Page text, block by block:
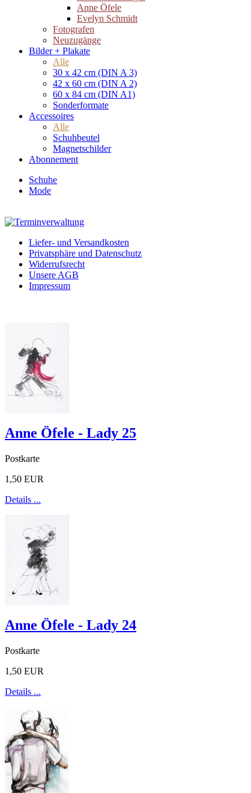
Anne Öfele
Evelyn Schmidt
Fotografen
Neuzugänge
Bilder + Plakate
Alle
30 x 42 cm (DIN A 3)
42 x 60 cm (DIN A 2)
60 x 84 cm (DIN A1)
Sonderformate
Accessoires
Alle
Schuhbeutel
Magnetschilder
Abonnement
Schuhe
Mode
Liefer- und Versandkosten
Privatsphäre und Datenschutz
Widerrufsrecht
Unsere AGB
Impressum
Anne Öfele - Lady 25
Postkarte
1,50 EUR
Details ...
Anne Öfele - Lady 24
Postkarte
1,50 EUR
Details ...